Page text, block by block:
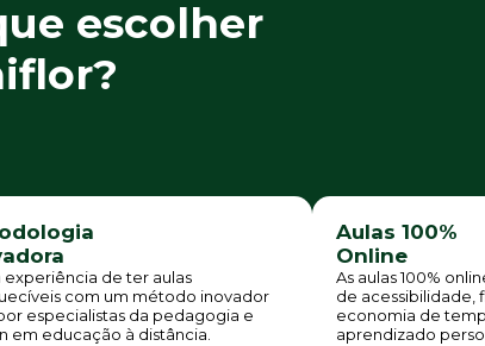
escolher
experiência de ter aulas
com um método inovador
especialistas da pedagogia e
em educação à distância.
Aulas 100%
Online
As aulas 100%
de acessibilidade,
economia de
aprendizado